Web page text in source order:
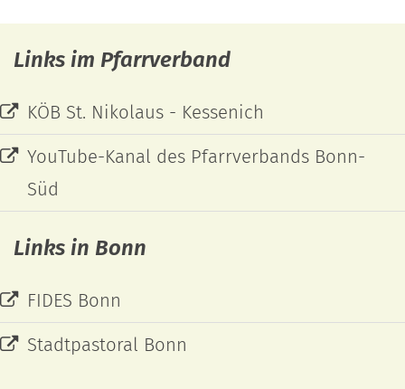
Links im Pfarrverband
KÖB St. Nikolaus - Kessenich
YouTube-Kanal des Pfarrverbands Bonn-
Süd
Links in Bonn
FIDES Bonn
Stadtpastoral Bonn